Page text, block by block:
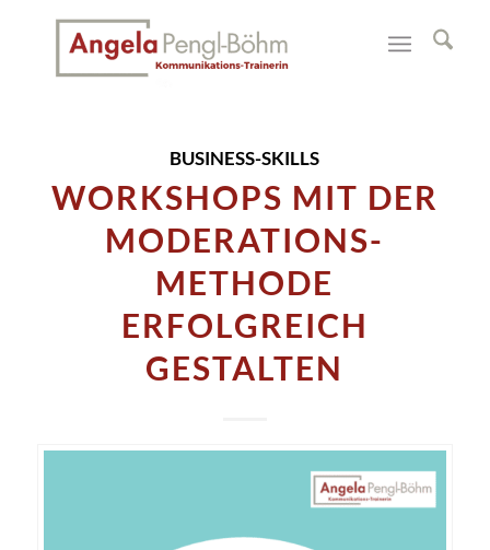
BUSINESS-SKILLS
WORKSHOPS MIT DER
MODERATIONS-
METHODE
ERFOLGREICH
GESTALTEN